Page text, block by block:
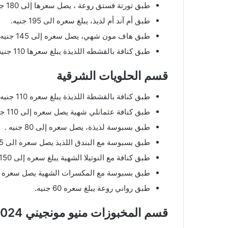
طبق تورتة فستق روعة ، يصل سعرها إلى 180 جنيه.
طبق أم آند أم لذيذ، يبلغ سعره الى 195 جنيه.
طبق هاف مون شهي، يصل سعره إلى 145 جنيه.
طبق كنافة بالقشطه اللذيذة يبلغ سعرها 110 جنيه.
قسم الحلويات الشرقية
طبق كنافة بالقشطة اللذيذة يبلغ سعره 110 جنيه.
طبق كنافة عثمانلي شهية يصل سعره إلى 110 جنيه.
طبق بسبوسة لذيذة، يصل سعره إلى 80 جنيه .
طبق بسبوسة مع البندق اللذيذ يصل سعره الى 85 جنيه.
طبق كنافة مع النوتيلا الشهية يبلغ سعره إلى 150 جنيه.
طبق بسبوسة مع المكسرات الشهية يصل سعره إلى 110
طبق رواني روعة يبلغ سعره 60 جنيه
.
قسم المخبوزات منيو مونجيني 2024